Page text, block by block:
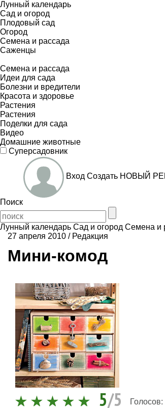
Лунный календарь
Сад и огород
Плодовый сад
Огород
Семена и рассада
Саженцы
Семена и рассада
Идеи для сада
Болезни и вредители
Красота и здоровье
Растения
Растения
Поделки для сада
Видео
Домашние животные
Суперсадовник
Вход Создать НОВЫЙ
Поиск
Лунный календарь Сад и огород Семена и
27 апреля 2010 / Редакция
Мини-комод
5/5 Голосов: